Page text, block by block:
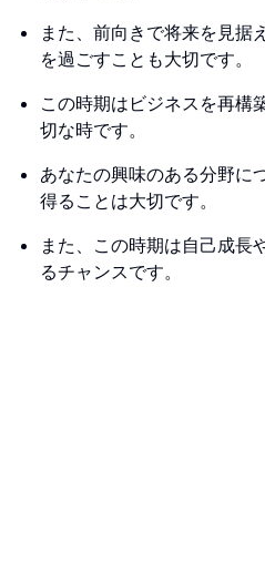
また、前向きで将来を見据
を過ごすことも大切です。
この時期はビジネスを再構
切な時です。
あなたの興味のある分野に
得ることは大切です。
また、この時期は自己成長
るチャンスです。